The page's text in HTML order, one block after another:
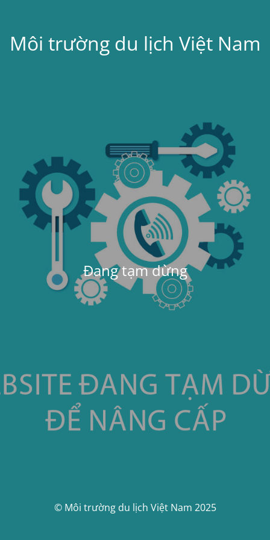
Môi trường du lịch Việt Nam
Đang tạm dừng
© Môi trường du lịch Việt Nam 2025